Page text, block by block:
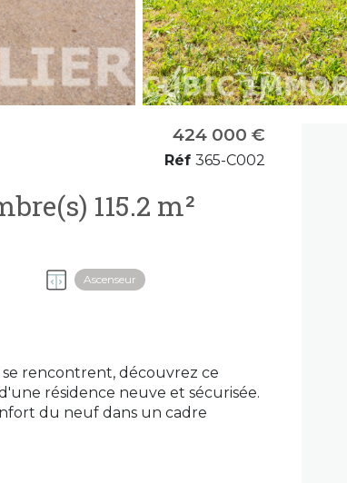
Appartement 3 pièce(s) 2 chambre(s) 115.2 m²
Ascenseur
424 000 €
Réf 365-C002
rencontrent, découvrez ce
résidence neuve et sécurisée.
du neuf dans un cadre